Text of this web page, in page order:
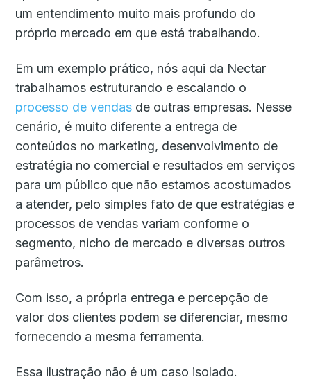
um entendimento muito mais profundo do
próprio mercado em que está trabalhando.
Em um exemplo prático, nós aqui da Nectar
trabalhamos estruturando e escalando o
processo de vendas de outras empresas. Nesse
cenário, é muito diferente a entrega de
conteúdos no marketing, desenvolvimento de
estratégia no comercial e resultados em serviços
para um público que não estamos acostumados
a atender, pelo simples fato de que estratégias e
processos de vendas variam conforme o
segmento, nicho de mercado e diversas outros
parâmetros.
Com isso, a própria entrega e percepção de
valor dos clientes podem se diferenciar, mesmo
fornecendo a mesma ferramenta.
Essa ilustração não é um caso isolado.